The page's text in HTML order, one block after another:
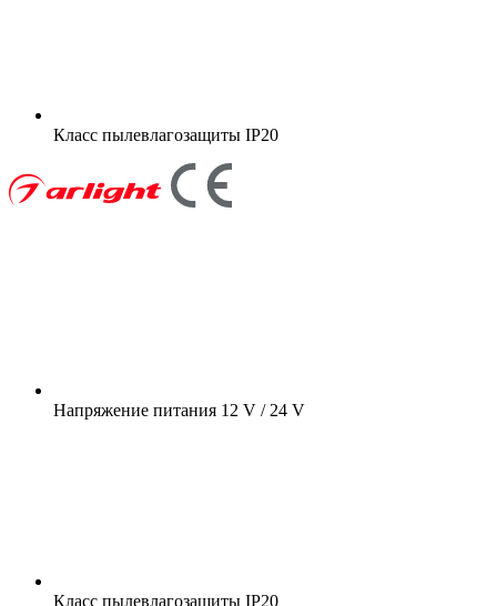
Класс пылевлагозащиты IP20
Напряжение питания 12 V / 24 V
Класс пылевлагозащиты IP20